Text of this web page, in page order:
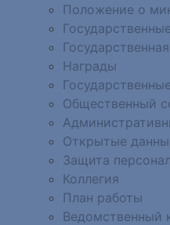
Положение о
Награды
Общественный
Открытые
Защита
Коллегия
План работы
Ведомственный